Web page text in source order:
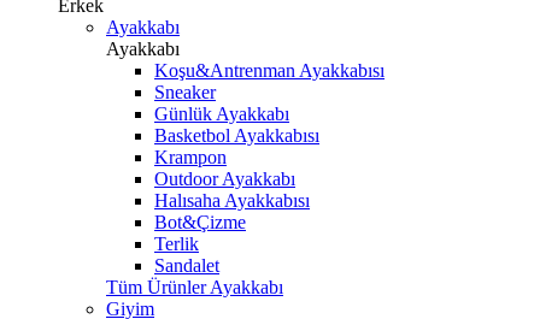
Erkek
Ayakkabı
Ayakkabı
Koşu&Antrenman Ayakkabısı
Sneaker
Günlük Ayakkabı
Basketbol Ayakkabısı
Krampon
Outdoor Ayakkabı
Halısaha Ayakkabısı
Bot&Çizme
Terlik
Sandalet
Tüm Ürünler Ayakkabı
Giyim